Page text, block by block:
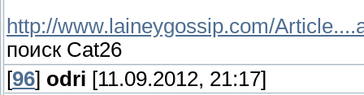
http://www.laineygossip.com/
поиск Cat26
[96] odri [11.09.2012, 21:17]